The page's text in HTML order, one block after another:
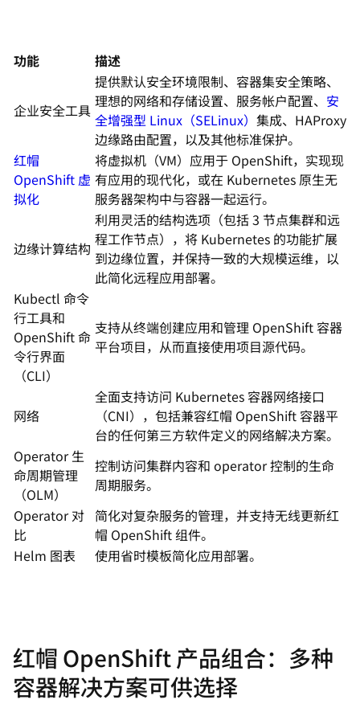
功能 描述
企业安全工具
提供默认安全环境限制、容器集安全策略、
理想的网络和存储设置、服务帐户配置、 安
全增强型 Linux（SELinux） 集成、HAProxy
边缘路由配置，以及其他标准保护。
红帽
OpenShift 虚
拟化
将虚拟机（VM）应用于 OpenShift，实现现
有应用的现代化，或在 Kubernetes 原生无
服务器架构中与容器一起运行。
边缘计算结构
利用灵活的结构选项（包括 3 节点集群和远
程工作节点），将 Kubernetes 的功能扩展
到边缘位置，并保持一致的大规模运维，以
此简化远程应用部署。
Kubectl 命令
行工具和
OpenShift 命
令行界面
（CLI）
支持从终端创建应用和管理 OpenShift 容器
平台项目，从而直接使用项目源代码。
网络
全面支持访问 Kubernetes 容器网络接口
（CNI），包括兼容红帽 OpenShift 容器平
台的任何第三方软件定义的网络解决方案。
Operator 生
命周期管理
（OLM）
控制访问集群内容和 operator 控制的生命
周期服务。
Operator 对
比
简化对复杂服务的管理，并支持无线更新红
帽 OpenShift 组件。
Helm 图表
使用省时模板简化应用部署。
红帽 OpenShift 产品组合：多种
容器解决方案可供选择